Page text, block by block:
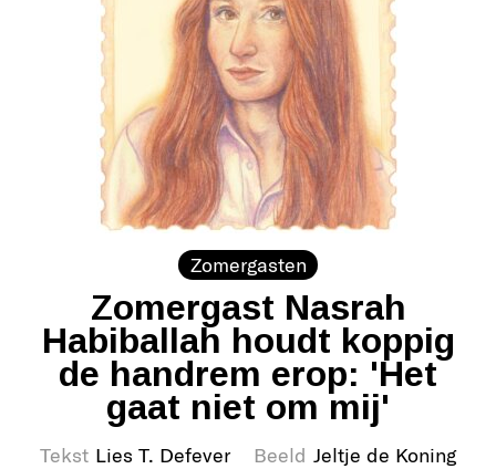
Zomergasten
Zomergast Nasrah
Habiballah houdt koppig
de handrem erop: 'Het
gaat niet om mij'
Tekst Lies T. Defever Beeld Jeltje de Koning